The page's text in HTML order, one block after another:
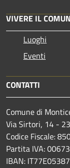
VIVERE IL
Luoghi
Eventi
CONTATTI
Comune di
Via Sirtori, 14 -
Codice Fiscale:
Partita IVA:
IBAN: